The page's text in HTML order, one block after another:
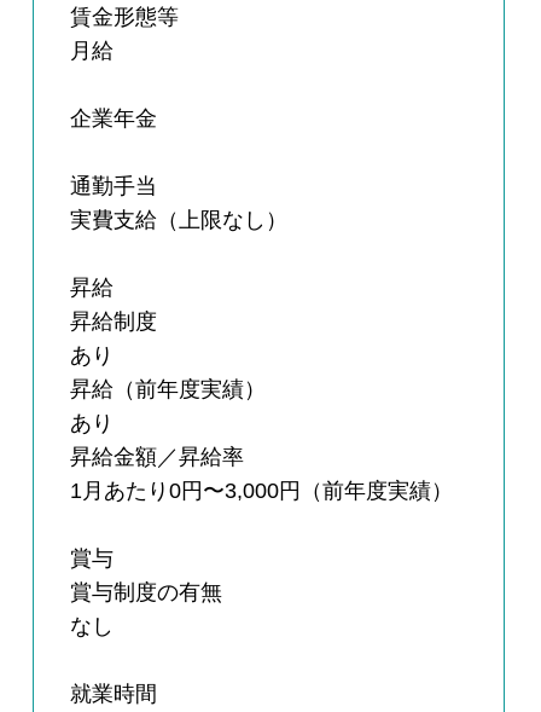
賃金形態等
月給
企業年金
通勤手当
実費支給（上限なし）
昇給
昇給制度
あり
昇給（前年度実績）
あり
昇給金額／昇給率
1月あたり0円〜3,000円（前年度実績）
賞与
賞与制度の有無
なし
就業時間